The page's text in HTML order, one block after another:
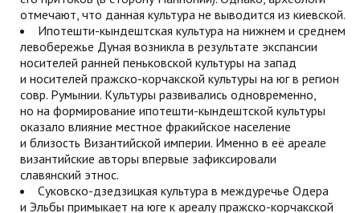
отмечают, что данная культура не выводится из киевской.
Ипотешти-кындештская культура на нижнем и среднем
левобережье Дуная возникла в результате экспансии
носителей ранней пеньковской культуры на запад
и носителей пражско-корчакской культуры на юг в регион
совр. Румынии. Культуры развивались одновременно,
но на формирование ипотешти-кындештской культуры
оказало влияние местное фракийское население
и близость Византийской империи. Именно в её ареале
византийские авторы впервые зафиксировали
славянский этнос.
Суковско-дзедзицкая культура в междуречье Одера
и Эльбы примыкает на юге к ареалу пражско-корчакской